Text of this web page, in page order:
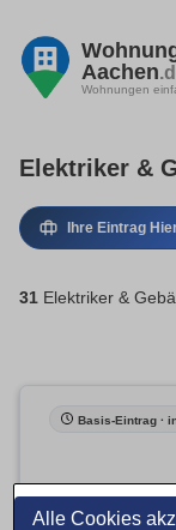
Alle Cookies
Aachen
Wohnungen
Elektriker &
Ihre Eintrag
31 Elektriker &
Basis-Eintrag ·